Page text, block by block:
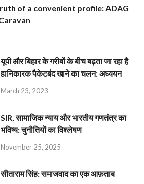
of a convenient profile: ADAG
यूपी और बिहार के गरीबों के बीच बढ़ता जा रहा है
हानिकारक पैकेटबंद खाने का चलन: अध्ययन
March 23, 2023
SIR, सामाजिक न्याय और भारतीय गणतंत्र का
भविष्य: चुनौतियों का विश्लेषण
November 25, 2025
सीताराम सिंह: समाजवाद का एक आफ़ताब